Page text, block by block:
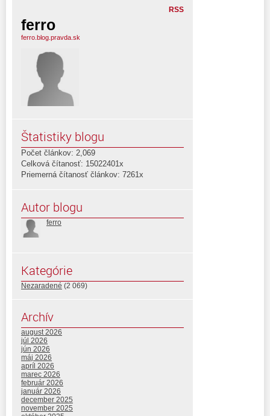
RSS
ferro
ferro.blog.pravda.sk
Štatistiky blogu
Počet článkov: 2,069
Celková čítanosť: 15022401x
Priemerná čítanosť článkov: 7261x
Autor blogu
ferro
Kategórie
Nezaradené (2 069)
Archív
august 2026
júl 2026
jún 2026
máj 2026
apríl 2026
marec 2026
február 2026
január 2026
december 2025
november 2025